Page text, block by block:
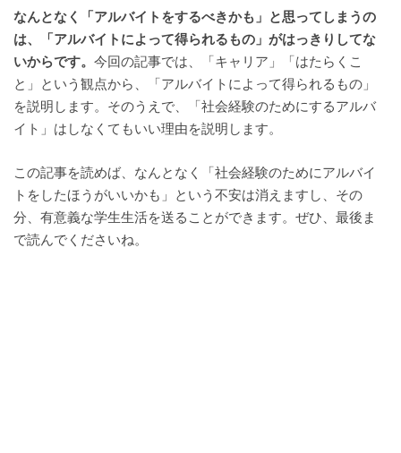
なんとなく「アルバイトをするべきかも」と思ってしまうの
は、「アルバイトによって得られるもの」がはっきりしてな
いからです。 今回の記事では、「キャリア」「はたらくこ
と」という観点から、「アルバイトによって得られるもの」
を説明します。そのうえで、「社会経験のためにするアルバ
イト」はしなくてもいい理由を説明します。
この記事を読めば、なんとなく「社会経験のためにアルバイ
トをしたほうがいいかも」という不安は消えますし、その
分、有意義な学生生活を送ることができます。ぜひ、最後ま
で読んでくださいね。